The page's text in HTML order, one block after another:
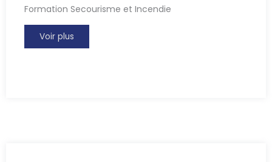
Formation Secourisme et Incendie
Voir plus